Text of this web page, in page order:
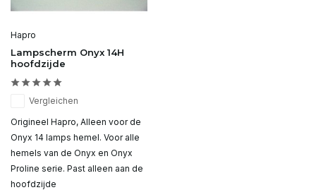
Hapro
Lampscherm Onyx 14H
hoofdzijde
Vergleichen
Origineel Hapro, Alleen voor de
Onyx 14 lamps hemel. Voor alle
hemels van de Onyx en Onyx
Proline serie. Past alleen aan de
hoofdzijde